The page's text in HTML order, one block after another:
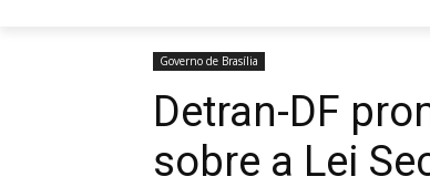
Governo de Brasília
Detran-DF
sobre a Lei